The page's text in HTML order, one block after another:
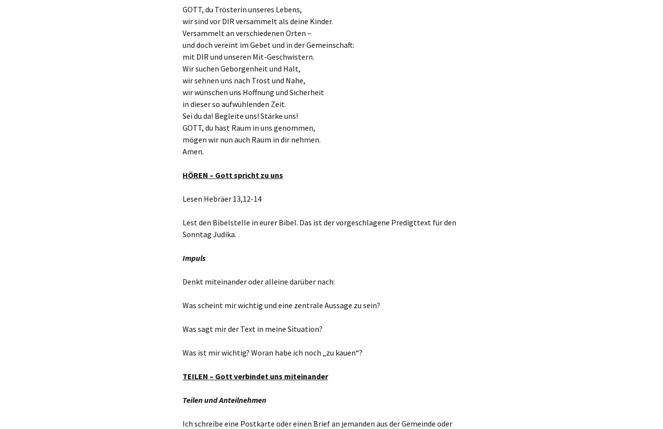
GOTT, du Trösterin unseres Lebens,
wir sind vor DIR versammelt als deine Kinder.
Versammelt an verschiedenen Orten –
und doch vereint im Gebet und in der Gemeinschaft:
mit DIR und unseren Mit-Geschwistern.
Wir suchen Geborgenheit und Halt,
wir sehnen uns nach Trost und Nähe,
wir wünschen uns Hoffnung und Sicherheit
in dieser so aufwühlenden Zeit.
Sei du da! Begleite uns! Stärke uns!
GOTT, du hast Raum in uns genommen,
mögen wir nun auch Raum in dir nehmen.
Amen.
HÖREN – Gott spricht zu uns
Lesen Hebräer 13,12-14
Lest den Bibelstelle in eurer Bibel. Das ist der vorgeschlagene Predigttext für den
Sonntag Judika.
Impuls
Denkt miteinander oder alleine darüber nach:
Was scheint mir wichtig und eine zentrale Aussage zu sein?
Was sagt mir der Text in meine Situation?
Was ist mir wichtig? Woran habe ich noch „zu kauen“?
TEILEN – Gott verbindet uns miteinander
Teilen und Anteilnehmen
Ich schreibe eine Postkarte oder einen Brief an jemanden aus der Gemeinde oder